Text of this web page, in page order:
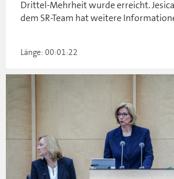
Drittel-Mehrheit wurde erreicht.
dem SR-Team hat weitere
Länge: 00:01:22